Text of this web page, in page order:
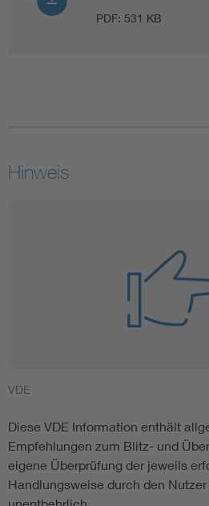
PDF: 531 KB
Hinweis
VDE
Diese VDE Information enthält
Empfehlungen zum Blitz- und
eigene Überprüfung der jeweils
Handlungsweise durch den